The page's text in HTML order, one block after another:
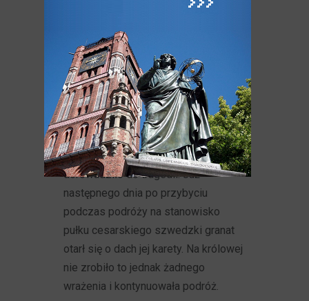
polskich XVII w.
23 września 1658 r. pod Toruń
przybyła królowa Rzeczpospolitej
Maria Ludwika Gonzaga. Znana
z krewkiego temperamentu
Francuzka osobiście odwiedzała
oddziały na linii frontu, co o mało nie
dorowadziło do tragedii. Już
następnego dnia po przybyciu
podczas podróży na stanowisko
pułku cesarskiego szwedzki granat
otarł się o dach jej karety. Na królowej
nie zrobiło to jednak żadnego
wrażenia i kontynuowała podróż.